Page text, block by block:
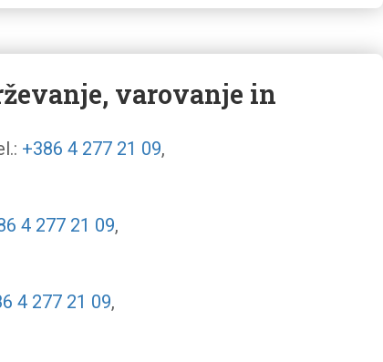
varovanje in
+386 4 277 21 09,
4 277 21 09,
4 277 21 09,